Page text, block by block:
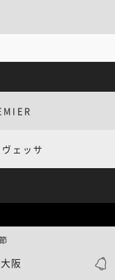
ェッサ
大阪